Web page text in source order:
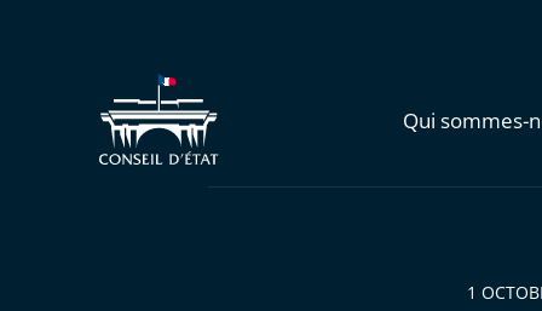
Qui sommes-
1